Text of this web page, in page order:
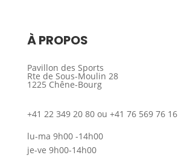
À PROPOS
Pavillon des Sports
Rte de Sous-Moulin 28
1225 Chêne-Bourg
+41 22 349 20 80 ou +41 76 569 76 16
lu-ma 9h00 -14h00
je-ve 9h00-14h00